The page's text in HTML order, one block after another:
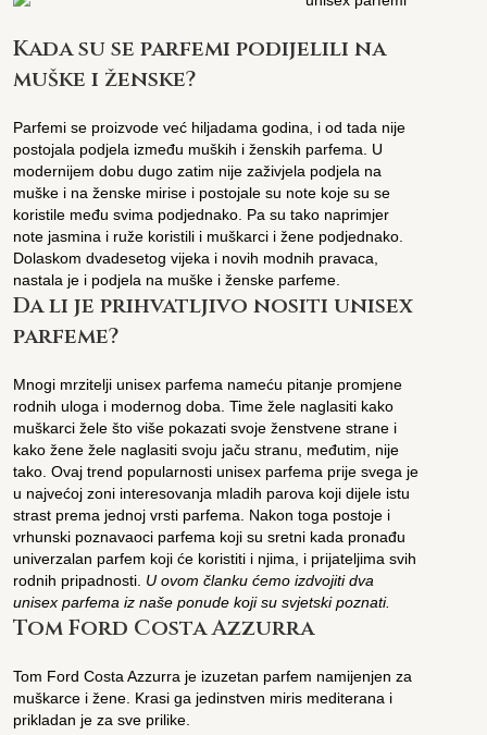
Kada su se parfemi podijelili na
muške i ženske?
Parfemi se proizvode već hiljadama godina, i od tada nije
postojala podjela između muških i ženskih parfema. U
modernijem dobu dugo zatim nije zaživjela podjela na
muške i na ženske mirise i postojale su note koje su se
koristile među svima podjednako. Pa su tako naprimjer
note jasmina i ruže koristili i muškarci i žene podjednako.
Dolaskom dvadesetog vijeka i novih modnih pravaca,
nastala je i podjela na muške i ženske parfeme.
Da li je prihvatljivo nositi unisex
parfeme?
Mnogi mrzitelji unisex parfema nameću pitanje promjene
rodnih uloga i modernog doba. Time žele naglasiti kako
muškarci žele što više pokazati svoje ženstvene strane i
kako žene žele naglasiti svoju jaču stranu, međutim, nije
tako. Ovaj trend popularnosti unisex parfema prije svega je
u najvećoj zoni interesovanja mladih parova koji dijele istu
strast prema jednoj vrsti parfema. Nakon toga postoje i
vrhunski poznavaoci parfema koji su sretni kada pronađu
univerzalan parfem koji će koristiti i njima, i prijateljima svih
rodnih pripadnosti. U ovom članku ćemo izdvojiti dva
unisex parfema iz naše ponude koji su svjetski poznati.
Tom Ford Costa Azzurra
Tom Ford Costa Azzurra je izuzetan parfem namijenjen za
muškarce i žene. Krasi ga jedinstven miris mediterana i
prikladan je za sve prilike.